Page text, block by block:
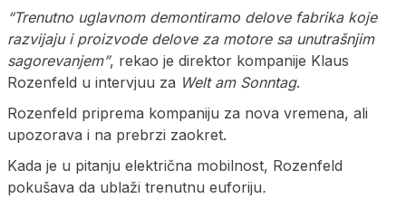
“Trenutno uglavnom demontiramo delove fabrika koje
razvijaju i proizvode delove za motore sa unutrašnjim
sagorevanjem”, rekao je direktor kompanije Klaus
Rozenfeld u intervjuu za Welt am Sonntag.
Rozenfeld priprema kompaniju za nova vremena, ali
upozorava i na prebrzi zaokret.
Kada je u pitanju električna mobilnost, Rozenfeld
pokušava da ublaži trenutnu euforiju.